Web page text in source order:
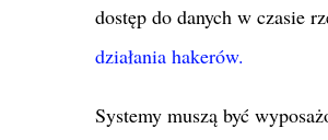
dostęp do danych w czasie
działania hakerów.
Systemy muszą być